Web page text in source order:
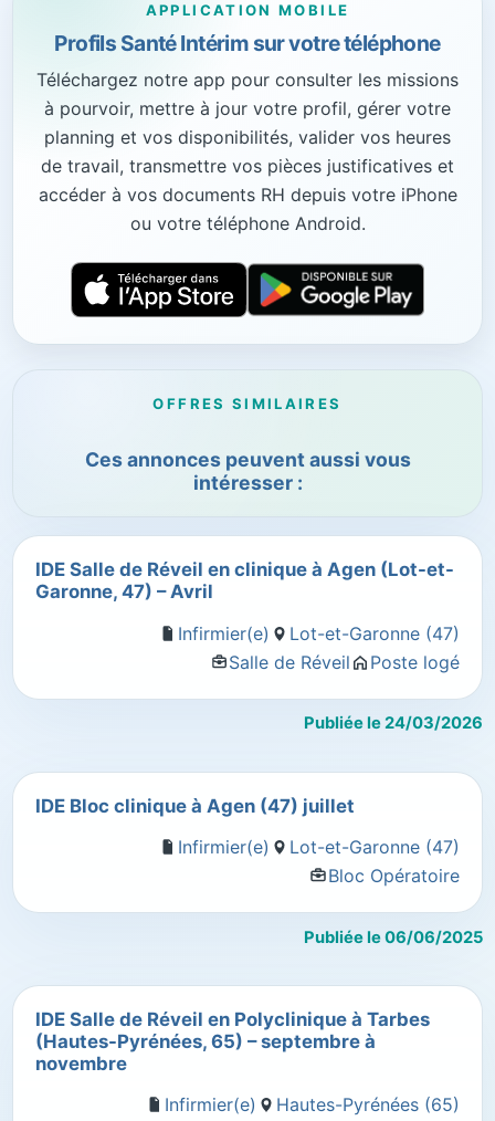
APPLICATION MOBILE
Profils Santé Intérim sur votre téléphone
Téléchargez notre app pour consulter les missions
à pourvoir, mettre à jour votre profil, gérer votre
planning et vos disponibilités, valider vos heures
de travail, transmettre vos pièces justificatives et
accéder à vos documents RH depuis votre iPhone
ou votre téléphone Android.
OFFRES SIMILAIRES
Ces annonces peuvent aussi vous
intéresser :
IDE Salle de Réveil en clinique à Agen (Lot-et-
Garonne, 47) – Avril
Infirmier(e)
Lot-et-Garonne (47)
Salle de Réveil
Poste logé
Publiée le 24/03/2026
IDE Bloc clinique à Agen (47) juillet
Infirmier(e)
Lot-et-Garonne (47)
Bloc Opératoire
Publiée le 06/06/2025
IDE Salle de Réveil en Polyclinique à Tarbes
(Hautes-Pyrénées, 65) – septembre à
novembre
Infirmier(e)
Hautes-Pyrénées (65)